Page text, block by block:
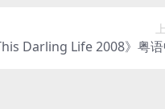
Darling Life 2008》粤语